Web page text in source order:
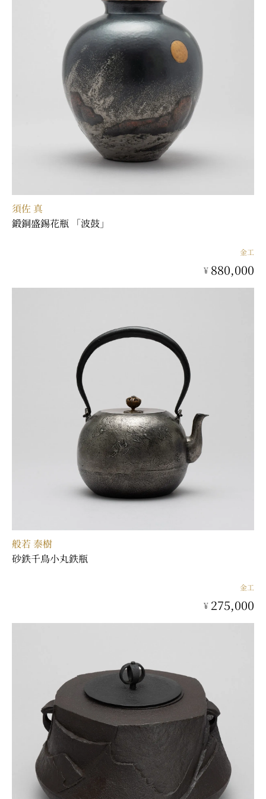
須佐 真
鍛銅盛錫花瓶 「波鼓」
金工
¥ 880,000
般若 泰樹
砂鉄千鳥小丸鉄瓶
金工
¥ 275,000